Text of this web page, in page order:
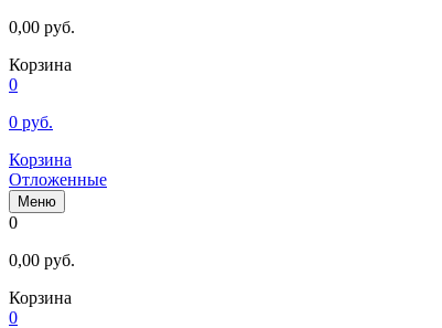
0,00 руб.
Корзина
0
0 руб.
Корзина
Отложенные
Меню
0
0,00 руб.
Корзина
0